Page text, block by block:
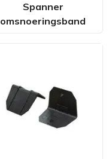
Spanner
omsnoeringsband